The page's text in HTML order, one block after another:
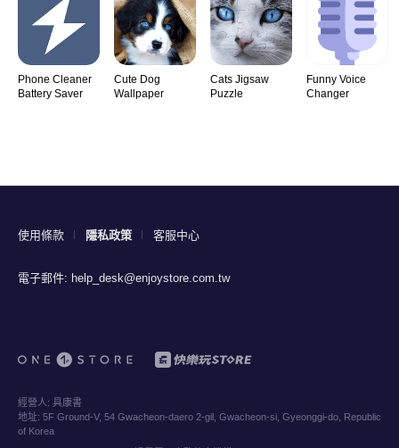
Phone Cleaner
Battery Saver
Cute Dog
Wallpaper
Cats Jigsaw
Puzzle
Funny Voice
Changer
使用條款 隱私政策 客服中心
電子郵件: help_desk@enjoystore.com.tw
經營人: 具康書
地址: 5F Ground-V, 54 Gwacheon-daero 2-gil, Gwacheon-si, Gyeonggi-do, Republic
of Korea